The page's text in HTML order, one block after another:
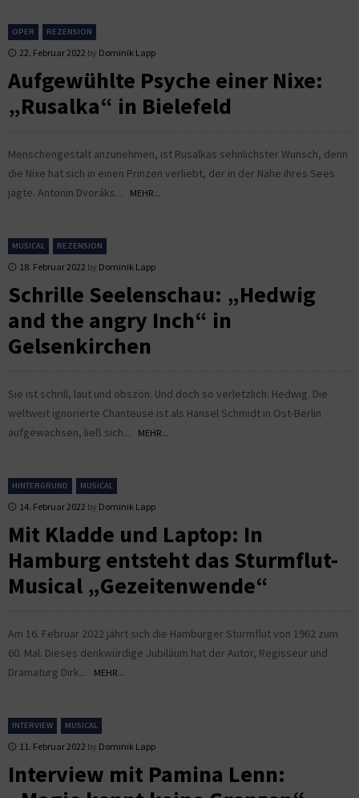
OPER REZENSION
22. Februar 2022 by Dominik Lapp
Aufgewühlte Psyche einer Nixe:
„Rusalka“ in Bielefeld
Menschengestalt anzunehmen, ist Rusalkas sehnlichster Wunsch, denn
die Nixe hat sich in einen Prinzen verliebt, der in der Nähe ihres Sees
jagte. Antonin Dvoráks...
MEHR...
MUSICAL REZENSION
18. Februar 2022 by Dominik Lapp
Schrille Seelenschau: „Hedwig
and the angry Inch“ in
Gelsenkirchen
Sie ist schrill, laut und obszön. Und doch so verletzlich: Hedwig. Die
weltweit ignorierte Chanteuse ist als Hansel Schmidt in Ost-Berlin
aufgewachsen, ließ sich...
MEHR...
HINTERGRUND MUSICAL
14. Februar 2022 by Dominik Lapp
Mit Kladde und Laptop: In
Hamburg entsteht das Sturmflut-
Musical „Gezeitenwende“
Am 16. Februar 2022 jährt sich die Hamburger Sturmflut von 1962 zum
60. Mal. Dieses denkwürdige Jubiläum hat der Autor, Regisseur und
Dramaturg Dirk...
MEHR...
INTERVIEW MUSICAL
11. Februar 2022 by Dominik Lapp
Interview mit Pamina Lenn: